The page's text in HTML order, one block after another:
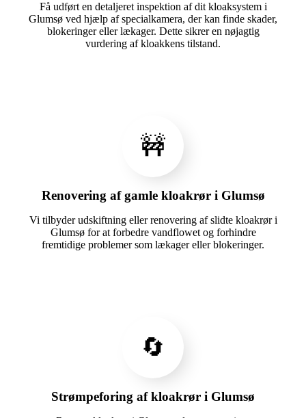
Få udført en detaljeret inspektion af dit kloaksystem i
Glumsø ved hjælp af specialkamera, der kan finde skader,
blokeringer eller lækager. Dette sikrer en nøjagtig
vurdering af kloakkens tilstand.
🚧
Renovering af gamle kloakrør i Glumsø
Vi tilbyder udskiftning eller renovering af slidte kloakrør i
Glumsø for at forbedre vandflowet og forhindre
fremtidige problemer som lækager eller blokeringer.
🔄
Strømpeforing af kloakrør i Glumsø